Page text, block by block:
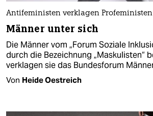
Antifeministen verklagen Profeministen
Männer unter sich
Die Männer vom „Forum Soziale
durch die Bezeichnung „Maskulisten“
verklagen sie das Bundesforum
Von Heide Oestreich